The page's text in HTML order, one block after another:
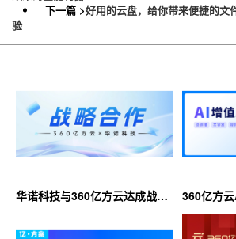
下一篇 >好用的云盘，给你带来便捷的文
验
华诺科技与360亿方云达成战略
360亿方
大限时优